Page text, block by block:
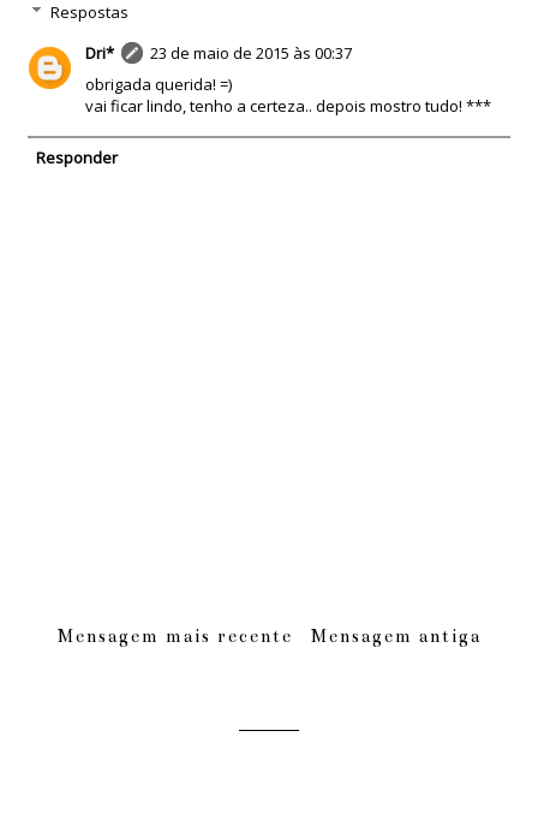
Respostas
Dri*
23 de maio de 2015 às 00:37
obrigada querida! =)
vai ficar lindo, tenho a certeza.. depois mostro tudo! ***
Responder
Mensagem mais recente Mensagem antiga